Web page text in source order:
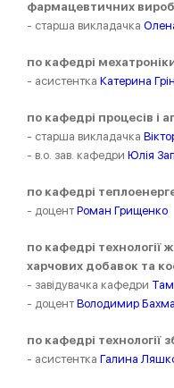
фармацевтичних
- старша викладачка
по кафедрі
- асистентка Катерина
по кафедрі процесів і
- старша викладачка
- в.о. зав. кафедри Юлія
по кафедрі
- доцентРоман Грищенко
по кафедрі технології
харчових добавок та
- завідувачка кафедри
- доцентВолодимир
по кафедрі технології
- асистентка Галина